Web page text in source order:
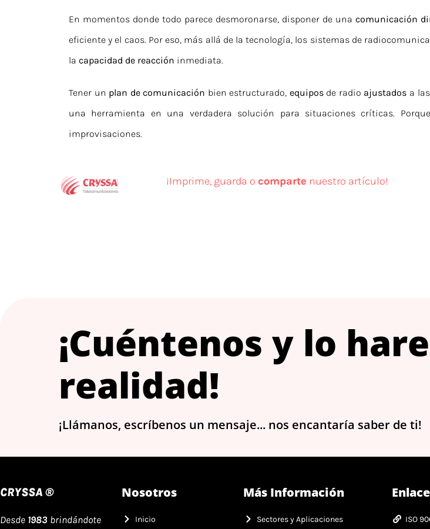
En momentos donde todo parece desmoronarse, disponer de una comunicación
eficiente y el caos. Por eso, más allá de la tecnología, los sistemas de
la capacidad de reacción inmediata.
Tener un plan de comunicación bien estructurado, equiposde radio ajustados a
una herramienta en una verdadera solución para situaciones críticas.
improvisaciones.
¡Imprime, guarda o comparte nuestro artículo!
¡Cuéntenos y lo
realidad!
¡Llámanos, escríbenos un mensaje... nos encantaría saber de ti!
CRYSSA ®
Desde 1983 brindándote
Nosotros
Inicio
Más Información
Sectores y Aplicaciones ISO